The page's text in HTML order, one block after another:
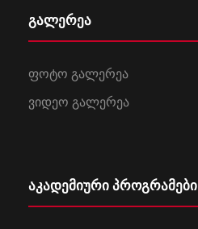
გალერეა
ფოტო გალერეა
ვიდეო გალერეა
აკადემიური პროგრამები